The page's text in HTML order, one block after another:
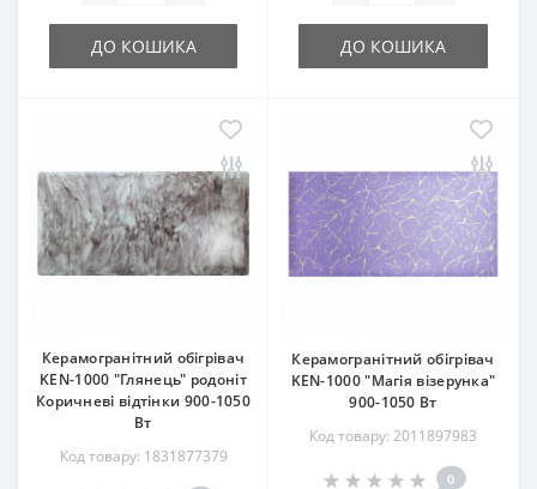
ДО КОШИКА ДО КОШИКА
Керамогранітний обігрівач
KEN-1000 "Глянець" родоніт
Коричневі відтінки 900-1050
Вт
Код товару: 1831877379
Керамогранітний обігрівач
KEN-1000 "Магія візерунка"
900-1050 Вт
Код товару: 2011897983
0